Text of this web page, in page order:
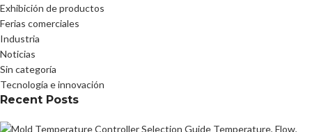
Exhibición de productos
Ferias comerciales
Industria
Noticias
Sin categoría
Tecnología e innovación
Recent Posts